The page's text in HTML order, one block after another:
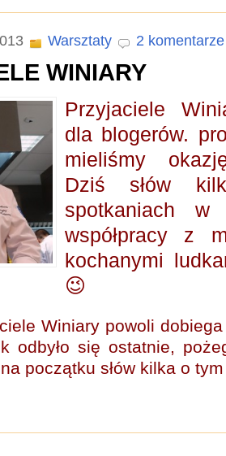
Warsztaty 2
WINIARY
Przyjaciele
dla blogerów.
mieliśmy
Dziś słów
spotkaniach w
współpracy z
kochanymi
😉
Winiary powoli
odbyło się ostatnie,
początku słów kilka o